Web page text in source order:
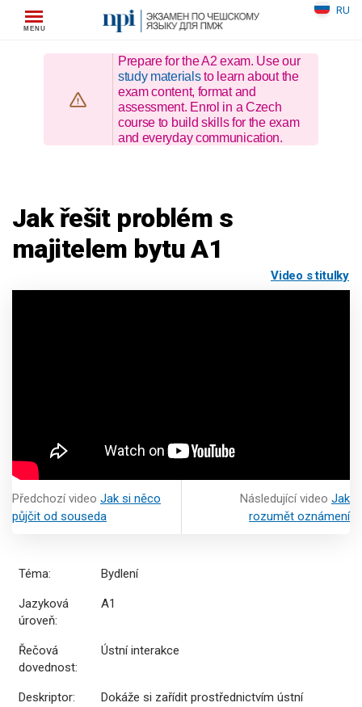
RU
Prepare for the A2 exam. Use our
study materialsto learn about the
exam content, format and
assessment. Enrol in a Czech
course to build skills for the exam
and everyday communication.
Jak řešit problém s
majitelem bytu A1
Video s titulky
Předchozí video Jak si něco
půjčit od souseda
Následující video Jak
rozumět oznámení
Téma: Bydlení
Jazyková
úroveň:
A1
Řečová
dovednost:
Ústní interakce
Deskriptor:
Dokáže si zařídit prostřednictvím ústní